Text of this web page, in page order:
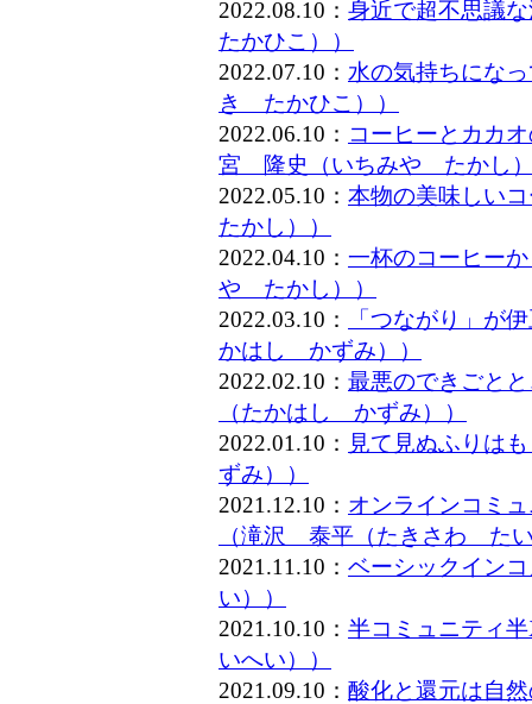
2022.08.10： 身近で超不思議
たかひこ））
2022.07.10： 水の気持ちにな
き たかひこ））
2022.06.10： コーヒーとカカ
宮 隆史（いちみや たかし
2022.05.10： 本物の美味しい
たかし））
2022.04.10： 一杯のコーヒー
や たかし））
2022.03.10：
「つながり」が
かはし かずみ））
2022.02.10： 最悪のできごと
（たかはし かずみ））
2022.01.10： 見て見ぬふりは
ずみ））
2021.12.10： オンラインコミ
（滝沢 泰平（たきさわ た
2021.11.10： ベーシックイン
い））
2021.10.10： 半コミュニティ
いへい））
2021.09.10： 酸化と還元は自